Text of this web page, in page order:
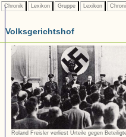
Chronik Lexikon Gruppe Lexikon
Volksgerichtshof
Roland Freisler verliest Urteile gegen